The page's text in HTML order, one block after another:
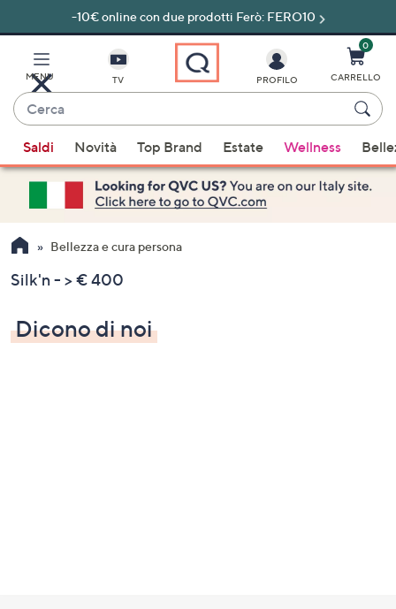
al
principale
-10€ online con due prodotti Ferò: FERO10
MENU TV
Cerca
sono
disponibili
suggerimenti,
usa
i
freccia
e
giù
PROFILO
0
CARRELLO
Saldi Novità Top Brand Estate Wellness
Bellezza e cura persona
Silk'n - > € 400
Dicono di noi